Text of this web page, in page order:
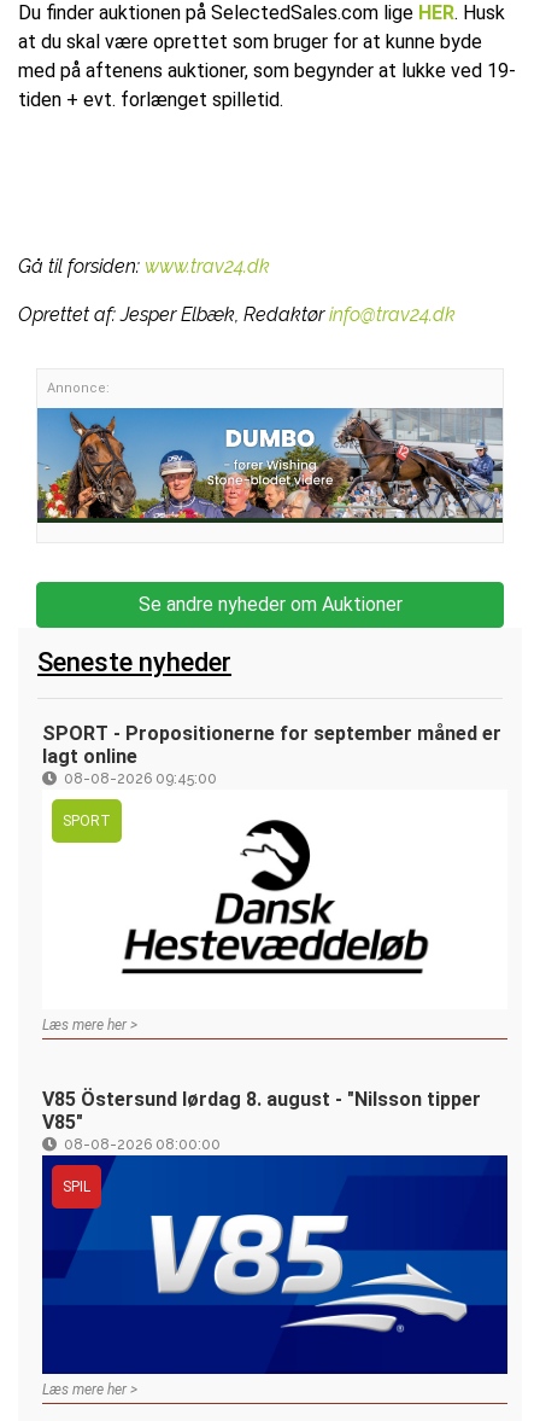
Du finder auktionen på SelectedSales.com lige HER. Husk
at du skal være oprettet som bruger for at kunne byde
med på aftenens auktioner, som begynder at lukke ved 19-
tiden + evt. forlænget spilletid.
Gå til forsiden: www.trav24.dk
Oprettet af:Jesper Elbæk, Redaktør info@trav24.dk
Annonce:
Se andre nyheder om Auktioner
Seneste nyheder
SPORT - Propositionerne for september måned er
lagt online
08-08-2026 09:45:00
SPORT
Læs mere her >
V85 Östersund lørdag 8. august - "Nilsson tipper
V85"
08-08-2026 08:00:00
SPIL
Læs mere her >